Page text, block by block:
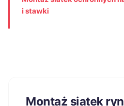
i stawki
Montaż siatek